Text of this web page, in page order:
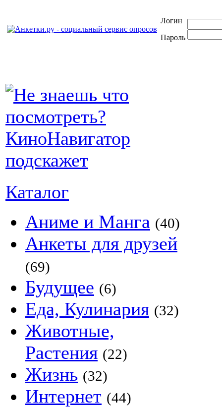
Логин
Пароль
Каталог
Аниме и Манга (40)
Анкеты для друзей
(69)
Будущее (6)
Еда, Кулинария (32)
Животные,
Растения (22)
Жизнь (32)
Интернет (44)